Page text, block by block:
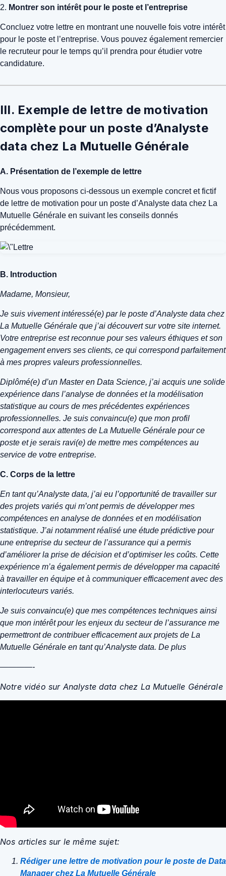
2. Montrer son intérêt pour le poste et l’entreprise
Concluez votre lettre en montrant une nouvelle fois votre intérêt
pour le poste et l’entreprise. Vous pouvez également remercier
le recruteur pour le temps qu’il prendra pour étudier votre
candidature.
III. Exemple de lettre de motivation
complète pour un poste d’Analyste
data chez La Mutuelle Générale
A. Présentation de l’exemple de lettre
Nous vous proposons ci-dessous un exemple concret et fictif
de lettre de motivation pour un poste d’Analyste data chez La
Mutuelle Générale en suivant les conseils donnés
précédemment.
B. Introduction
Madame, Monsieur,
Je suis vivement intéressé(e) par le poste d’Analyste data chez
La Mutuelle Générale que j’ai découvert sur votre site internet.
Votre entreprise est reconnue pour ses valeurs éthiques et son
engagement envers ses clients, ce qui correspond parfaitement
à mes propres valeurs professionnelles.
Diplômé(e) d’un Master en Data Science, j’ai acquis une solide
expérience dans l’analyse de données et la modélisation
statistique au cours de mes précédentes expériences
professionnelles. Je suis convaincu(e) que mon profil
correspond aux attentes de La Mutuelle Générale pour ce
poste et je serais ravi(e) de mettre mes compétences au
service de votre entreprise.
C. Corps de la lettre
En tant qu’Analyste data, j’ai eu l’opportunité de travailler sur
des projets variés qui m’ont permis de développer mes
compétences en analyse de données et en modélisation
statistique. J’ai notamment réalisé une étude prédictive pour
une entreprise du secteur de l’assurance qui a permis
d’améliorer la prise de décision et d’optimiser les coûts. Cette
expérience m’a également permis de développer ma capacité
à travailler en équipe et à communiquer efficacement avec des
interlocuteurs variés.
Je suis convaincu(e) que mes compétences techniques ainsi
que mon intérêt pour les enjeux du secteur de l’assurance me
permettront de contribuer efficacement aux projets de La
Mutuelle Générale en tant qu’Analyste data. De plus
————-
Notre vidéo sur Analyste data chez La Mutuelle Générale
Nos articles sur le même sujet:
Rédiger une lettre de motivation pour le poste de Data
Manager chez La Mutuelle Générale